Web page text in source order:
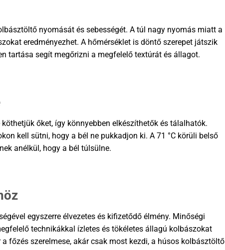
nyomását és sebességét. A túl nagy nyomás miatt a
eredményezhet. A hőmérséklet is döntő szerepet játszik
tartása segít megőrizni a megfelelő textúrát és állagot.
őket, így könnyebben elkészíthetők és tálalhatók.
kell sütni, hogy a bél ne pukkadjon ki. A 71 °C körüli belső
anélkül, hogy a bél túlsülne.
egyszerre élvezetes és kifizetődő élmény. Minőségi
technikákkal ízletes és tökéletes állagú kolbászokat
főzés szerelmese, akár csak most kezdi, a húsos kolbásztöltő